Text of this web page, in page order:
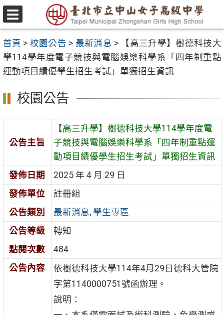
跳
至
要
內
容
區
選
單
首頁 > 校園公告 > 最新消息 >
【高三升學】樹德科技大
學114學年度電子競技與電腦娛樂科學系「四年制重點
運動項目績優學生招生考試」單獨招生資訊
校園公告
公告主旨
【高三升學】樹德科技大學114學年度電
子競技與電腦娛樂科學系「四年制重點運
動項目績優學生招生考試」單獨招生資訊
發佈日期
2025 年 4 月 29 日
發佈單位
註冊組
公告類別
最新消息, 學生專區
公告等級
轉知
點閱次數
484
公告內容
依樹德科技大學114年4月29日德科大管院
字第1140000751號函辦理。
說明：